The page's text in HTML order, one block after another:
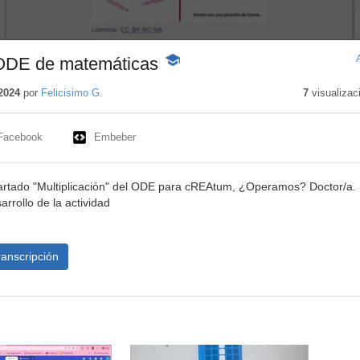
de matemáticas -
por Felicisimo G. 7
Embeber
"Multiplicación" del ODE para cREAtum, ¿Operamos? Doctor/a.
de la actividad